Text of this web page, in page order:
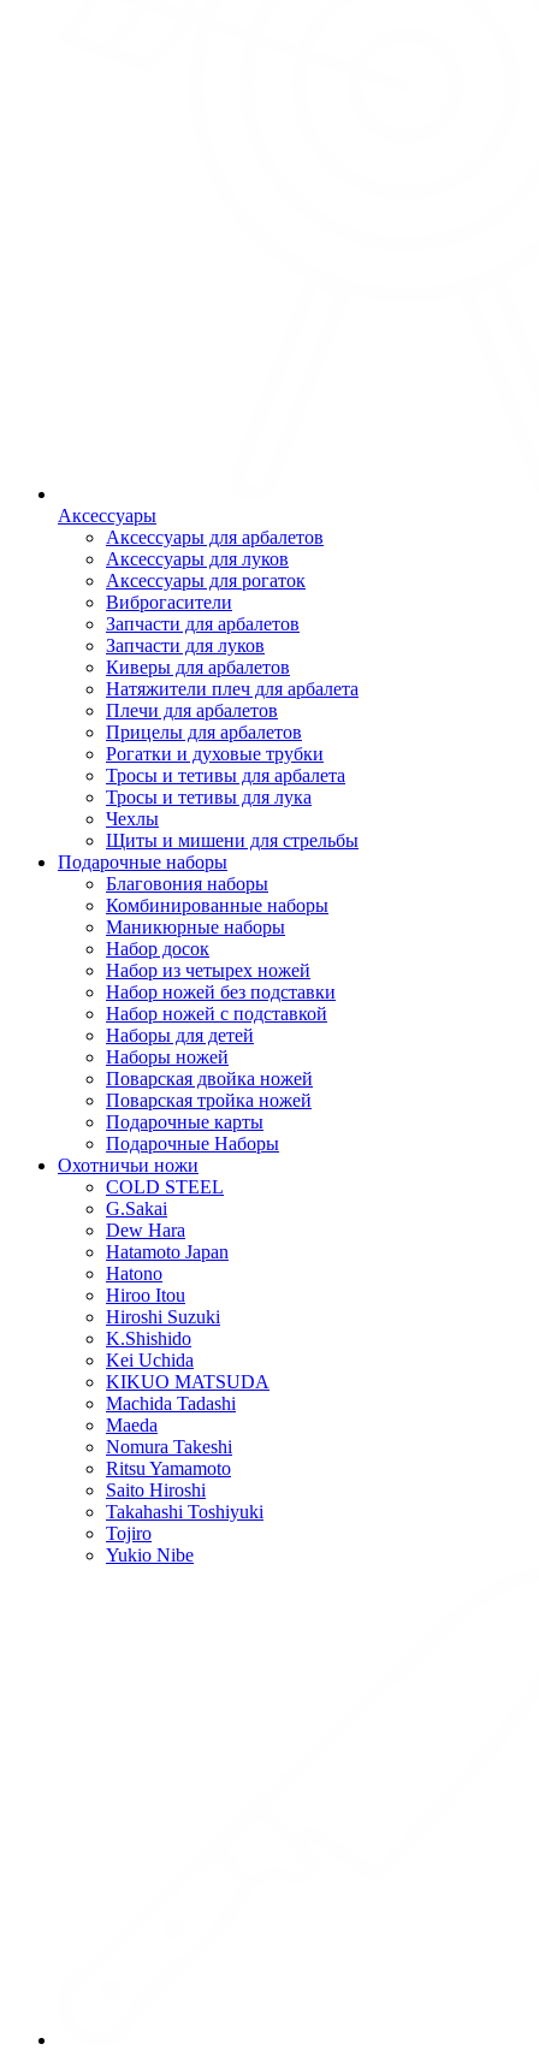
Аксессуары
Аксессуары для арбалетов
Аксессуары для луков
Аксессуары для рогаток
Виброгасители
Запчасти для арбалетов
Запчасти для луков
Киверы для арбалетов
Натяжители плеч для арбалета
Плечи для арбалетов
Прицелы для арбалетов
Рогатки и духовые трубки
Тросы и тетивы для арбалета
Тросы и тетивы для лука
Чехлы
Щиты и мишени для стрельбы
Подарочные наборы
Благовония наборы
Комбинированные наборы
Маникюрные наборы
Набор досок
Набор из четырех ножей
Набор ножей без подставки
Набор ножей с подставкой
Наборы для детей
Наборы ножей
Поварская двойка ножей
Поварская тройка ножей
Подарочные карты
Подарочные Наборы
Охотничьи ножи
COLD STEEL
G.Sakai
Dew Hara
Hatamoto Japan
Hatono
Hiroo Itou
Hiroshi Suzuki
K.Shishido
Kei Uchida
KIKUO MATSUDA
Machida Tadashi
Maeda
Nomura Takeshi
Ritsu Yamamoto
Saito Hiroshi
Takahashi Toshiyuki
Tojiro
Yukio Nibe